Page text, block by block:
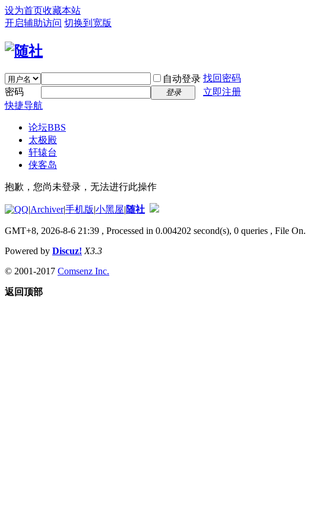
设为首页收藏本站
开启辅助访问 切换到宽版
自动登录 找回密码
密码
登录
立即注册
快捷导航
论坛BBS
太极殿
轩辕台
侠客岛
抱歉，您尚未登录，无法进行此操作
|Archiver|手机版|小黑屋|随社
GMT+8, 2026-8-6 21:39 , Processed in 0.004202 second(s), 0 queries , File On.
Powered by Discuz! X3.3
© 2001-2017 Comsenz Inc.
返回顶部